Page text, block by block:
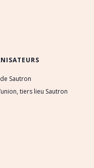
Sautron
tiers lieu Sautron